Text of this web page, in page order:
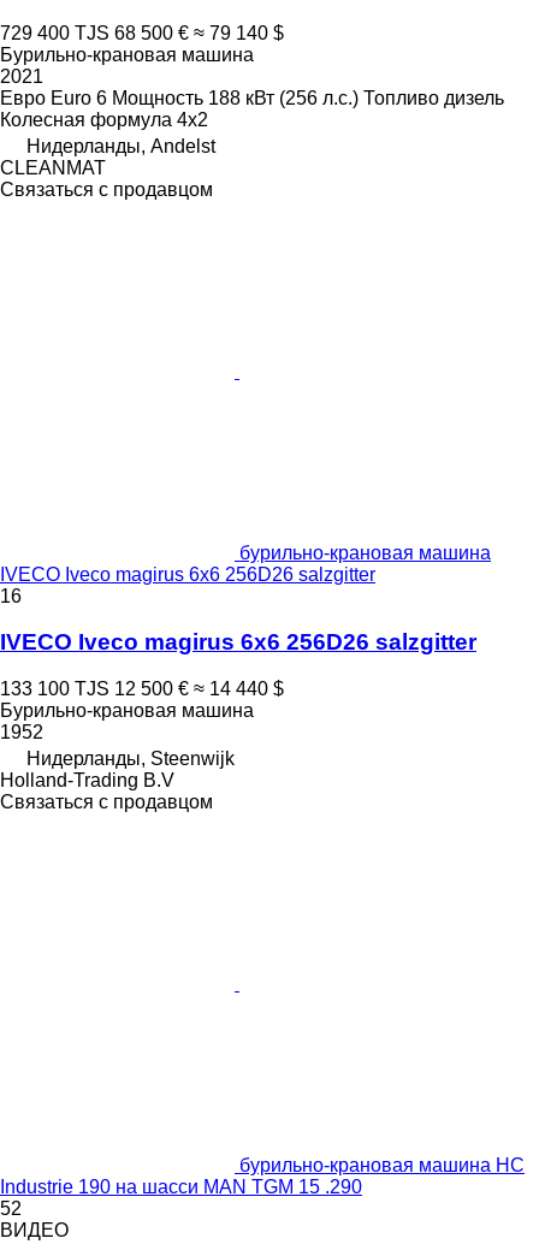
729 400 TJS 68 500 € ≈ 79 140 $
Бурильно-крановая машина
2021
Евро Euro 6 Мощность 188 кВт (256 л.с.) Топливо дизель
Колесная формула 4x2
Нидерланды, Andelst
CLEANMAT
Связаться с продавцом
бурильно-крановая машина
IVECO Iveco magirus 6x6 256D26 salzgitter
16
IVECO Iveco magirus 6x6 256D26 salzgitter
133 100 TJS 12 500 € ≈ 14 440 $
Бурильно-крановая машина
1952
Нидерланды, Steenwijk
Holland-Trading B.V
Связаться с продавцом
бурильно-крановая машина HC
Industrie 190 на шасси MAN TGM 15 .290
52
ВИДЕО